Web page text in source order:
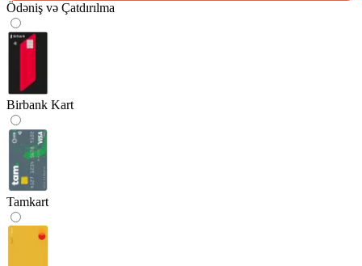
Ödəniş və Çatdırılma
Birbank Kart
Tamkart